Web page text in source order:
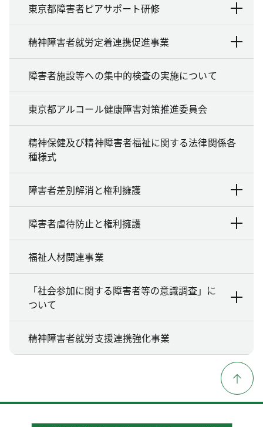
東京都障害者ピアサポート研修
精神障害者就労定着連携促進事業
障害者施設等への集中的検査の実施について
東京都アルコール健康障害対策推進委員会
精神保健及び精神障害者福祉に関する法律関係各
種様式
障害者差別解消と権利擁護
障害者虐待防止と権利擁護
福祉人材関連事業
「社会参加に関する障害者等の意識調査」に
ついて
精神障害者就労支援連携強化事業